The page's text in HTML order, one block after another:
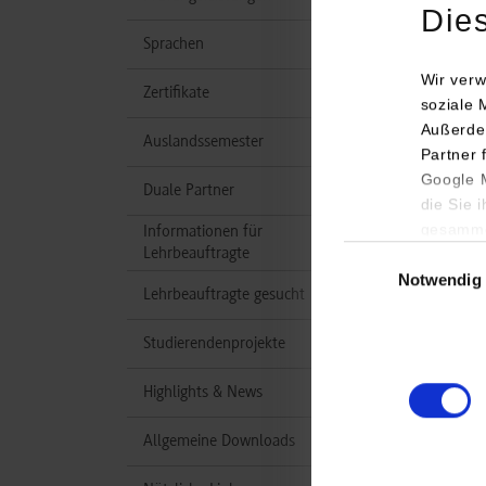
Wir
soziale
Partner
Google
die Sie
Notwendig
Sprachen
Zertifikate
Auslandssemester
Duale Partner
Informationen für
Lehrbeauftragte
Lehrbeauftragte gesucht
Studierendenprojekte
Highlights & News
Allgemeine Downloads